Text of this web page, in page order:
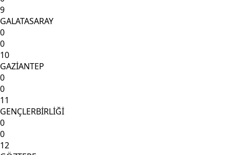
9
GALATASARAY
0
0
10
GAZİANTEP
0
0
11
GENÇLERBİRLİĞİ
0
0
12